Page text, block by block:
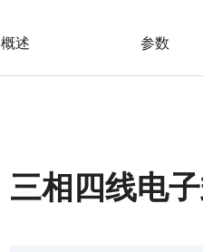
概述 参数
三相四线电